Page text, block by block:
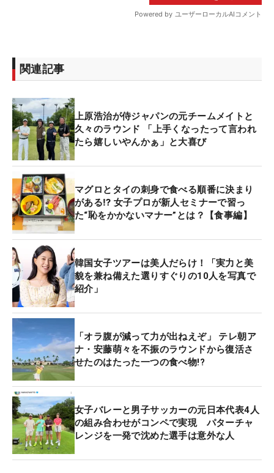
関連記事
上原浩治が侍ジャパンの元チームメイトと
久々のラウンド 「上手くなったって言われ
たら嬉しいやんかぁ」と大喜び
マグロとタイの刺身で食べる順番に決まり
がある⁉ 女子プロが新人セミナーで習っ
た“恥をかかないマナー”とは？【食事編】
韓国女子ツアーは美人だらけ！「実力と美
貌を兼ね備えた選りすぐりの10人を写真で
紹介」
「オラ腹が減って力が出ねえぞ」 テレ朝ア
ナ・安藤萌々を不振のラウンドから復活さ
せたのはたった一つの食べ物!?
女子バレーと男子サッカーの元日本代表4人
の組み合わせがコンペで実現 パターチャ
レンジを一発で沈めた選手は意外な人